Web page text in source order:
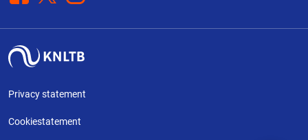
Privacy statement
Cookiestatement